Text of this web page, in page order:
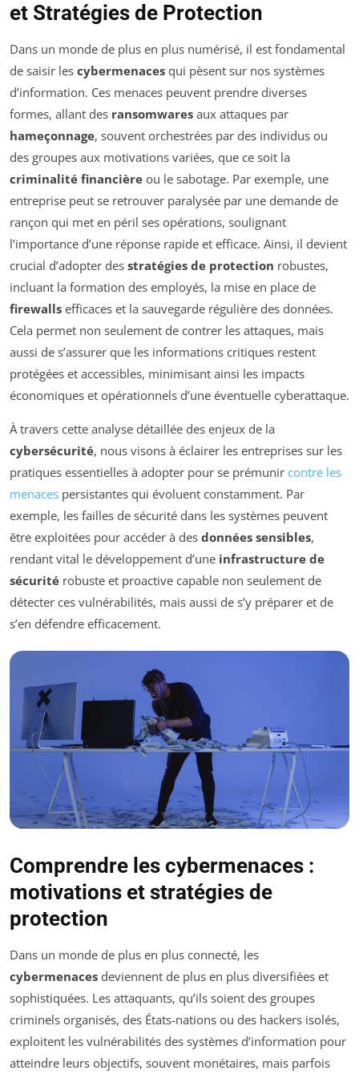
et Stratégies de Protection
Dans un monde de plus en plus numérisé, il est fondamental
de saisir les cybermenaces qui pèsent sur nos systèmes
d’information. Ces menaces peuvent prendre diverses
formes, allant des ransomwares aux attaques par
hameçonnage, souvent orchestrées par des individus ou
des groupes aux motivations variées, que ce soit la
criminalité financière ou le sabotage. Par exemple, une
entreprise peut se retrouver paralysée par une demande de
rançon qui met en péril ses opérations, soulignant
l’importance d’une réponse rapide et efficace. Ainsi, il devient
crucial d’adopter des stratégies de protection robustes,
incluant la formation des employés, la mise en place de
firewalls efficaces et la sauvegarde régulière des données.
Cela permet non seulement de contrer les attaques, mais
aussi de s’assurer que les informations critiques restent
protégées et accessibles, minimisant ainsi les impacts
économiques et opérationnels d’une éventuelle cyberattaque.
À travers cette analyse détaillée des enjeux de la
cybersécurité, nous visons à éclairer les entreprises sur les
pratiques essentielles à adopter pour se prémunir contre les
menaces persistantes qui évoluent constamment. Par
exemple, les failles de sécurité dans les systèmes peuvent
être exploitées pour accéder à des données sensibles,
rendant vital le développement d’une infrastructure de
sécurité robuste et proactive capable non seulement de
détecter ces vulnérabilités, mais aussi de s’y préparer et de
s’en défendre efficacement.
Comprendre les cybermenaces :
motivations et stratégies de
protection
Dans un monde de plus en plus connecté, les
cybermenaces deviennent de plus en plus diversifiées et
sophistiquées. Les attaquants, qu’ils soient des groupes
criminels organisés, des États-nations ou des hackers isolés,
exploitent les vulnérabilités des systèmes d’information pour
atteindre leurs objectifs, souvent monétaires, mais parfois